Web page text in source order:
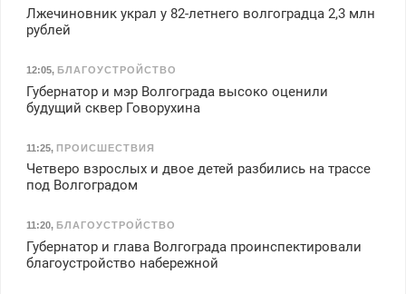
Лжечиновник украл у 82-летнего волгоградца 2,3 млн
рублей
12:05, БЛАГОУСТРОЙСТВО
Губернатор и мэр Волгограда высоко оценили
будущий сквер Говорухина
11:25, ПРОИСШЕСТВИЯ
Четверо взрослых и двое детей разбились на трассе
под Волгоградом
11:20, БЛАГОУСТРОЙСТВО
Губернатор и глава Волгограда проинспектировали
благоустройство набережной